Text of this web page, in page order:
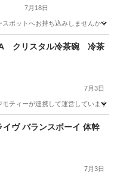
7月18日
ットへお持ち込みしませんか？
クリスタル冷茶碗 冷茶
7月3日
モティーが連携して運営してい
ヴ バランスボーイ 体幹
7月3日